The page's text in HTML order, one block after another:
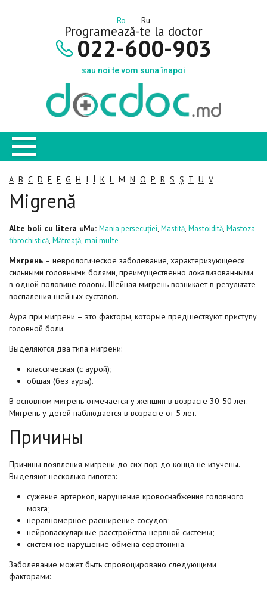
Ro Ru
Programează-te la doctor
022-600-903
sau noi te vom suna înapoi
A B C D E F G H I Î K L M N O P R S Ș T U V
Migrenă
Alte boli cu litera «M»: Mania persecuției, Mastită, Mastoidită, Mastoza
fibrochistică, Mătreață, mai multe
Мигрень – неврологическое заболевание, характеризующееся
сильными головными болями, преимущественно локализованными
в одной половине головы. Шейная мигрень возникает в результате
воспаления шейных суставов.
Аура при мигрени – это факторы, которые предшествуют приступу
головной боли.
Выделяются два типа мигрени:
классическая (с аурой);
общая (без ауры).
В основном мигрень отмечается у женщин в возрасте 30-50 лет.
Мигрень у детей наблюдается в возрасте от 5 лет.
Причины
Причины появления мигрени до сих пор до конца не изучены.
Выделяют несколько гипотез:
сужение артериоп, нарушение кровоснабжения головного
мозга;
неравномерное расширение сосудов;
нейроваскулярные расстройства нервной системы;
системное нарушение обмена серотонина.
Заболевание может быть спровоцировано следующими
факторами: